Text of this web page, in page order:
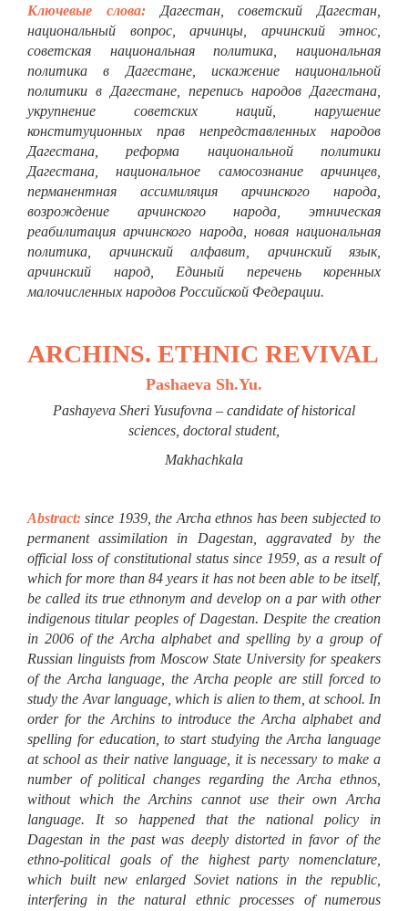
Ключевые слова:Дагестан, советский Дагестан,
национальный вопрос, арчинцы, арчинский этнос,
советская национальная политика, национальная
политика в Дагестане, искажение национальной
политики в Дагестане, перепись народов Дагестана,
укрупнение советских наций, нарушение
конституционных прав непредставленных народов
Дагестана, реформа национальной политики
Дагестана, национальное самосознание арчинцев,
перманентная ассимиляция арчинского народа,
возрождение арчинского народа, этническая
реабилитация арчинского народа, новая национальная
политика, арчинский алфавит, арчинский язык,
арчинский народ, Единый перечень коренных
малочисленных народов Российской Федерации.
ARCHINS. ETHNIC REVIVAL
Pashaeva Sh.Yu.
Pashayeva Sheri Yusufovna – candidate of historical
sciences, doctoral student,
Makhachkalа
Abstract: since 1939, the Archa ethnos has been subjected to permanent assimilation in Dagestan, aggravated by the official loss of constitutional status since 1959, as a result of which for more than 84 years it has not been able to be itself, be called its true ethnonym and develop on a par with other indigenous titular peoples of Dagestan. Despite the creation in 2006 of the Archa alphabet and spelling by a group of Russian linguists from Moscow State University for speakers of the Archa language, the Archa people are still forced to study the Avar language, which is alien to them, at school. In order for the Archins to introduce the Archa alphabet and spelling for education, to start studying the Archa language at school as their native language, it is necessary to make a number of political changes regarding the Archa ethnos, without which the Archins cannot use their own Archa language. It so happened that the national policy in Dagestan in the past was deeply distorted in favor of the ethno-political goals of the highest party nomenclature, which built new enlarged Soviet nations in the republic, interfering in the natural ethnic processes of numerous ancient peoples, spontaneously violating their natural course. The Ando-Dido, Kubachi and Kaitag ethnic groups are in the same position. Unfortunately, such flagrant injustice in the Republic of Dagestan continues to this day. Paradoxical situation has arisen when an unrepresented, small indigenous people does not have the opportunity to use their own alphabet in school without fundamental political changes in the entire sphere of the national policy of the republic. The introduction of the Archa alphabet and spelling at school to Archa children will become possible only after the inclusion of the Archa people in the «Unified List of Small Indigenous Peoples of the Russian Federation» and the subsequent restoration of their constitutional status, after which the people will appear in the census list as a separate people. Without these political steps, it is impossible for the Archins to officially be Archins. Since 1959, the Archa people were illegally included in the Avar-Ando-Dido group, and the Archa language was classified as a dialect of the Avar language. Until 1959, for 20 years, the Archa ethnos was taught at school to study the Avar literary language as a native language, preparing it for the subsequent permanent dissolution in the enlarged Avar people. They tried to change the national identity of the Archa ethnic group from Archa to Avar, to erase its historical memory of itself as an independent and full-fledged ethnic group. Why such a blatant violation of the constitutional rights of the small indigenous Archa people became possible in Soviet Dagestan and what are the chances of adjusting the national policy towards unrepresented indigenous peoples in modern Dagestan is discussed in this article. It is impossible to circumvent international norms that protect the rights of national minorities in the world. On May 5, 2013, the 2008 Optional Protocol to the International Covenant on Economic, Social and Cultural Rights entered into force, establishing a procedure for considering individual or collective complaints of violations of the rights of national minorities by participating States. International acts of «soft law» aimed at revealing the legal content of cultural human rights were developed and adopted: the UNESCO Universal Declaration on Cultural Diversity of November 2, 2001 and the Friborg Declaration on Cultural Rights of 2007. The Russian Federation has signed international documents that oblige to accept appropriate measures designed to create favorable conditions for persons belonging to certain ethnic minorities to study their history, traditions, language and culture. In the Russian Federation, the international rights of peoples and ethnic groups inhabiting a large country are observed at the proper level. The only exception is the Republic of Dagestan, where a deeply distorted ethno-political situation has developed since the post-war Soviet period. Distortions in the national policy of Dagestan are associated with the illegal actions of the party leadership of the Dagestan ASSR in the formation of enlarged ethnic groups of the republic due to the infringement of the ethnic rights of small indigenous peoples, which, according to the all-Union census of 1926, were officially recorded as separate ethnic groups, which include Archa, Ando-Dido, Kubachi and Kaitag ethnic groups. The Archa ethnos, which is discussed in this article, is subjected to ethnic infringement much earlier than all other unrepresented peoples, and therefore its position in the republic is the most difficult. In 1939, the highest political power was completely replaced in the Dagestan ASSR. By a decree from above, the Archins were introduced to teaching the Avar (Khunzakh) language, which was alien to them, as their «native» language at school. At the same time, according to their genesis, the Archins are a Lezghin ethnic branch, which turned out to be at the greatest geographical distance from a closely related cultural and historical area. Until the middle of the 20th century, the Archins dominated the Lak ethnos most of all as their closest neighbor. There was a healthy cultural and everyday communication between the Archa and Lak peoples without any attempts of ethnic assimilation of the small Archins by the more numerous Laks. However, since 1939, the Archins were rudely cut off all the established cultural and historical ties with the Lak people and forcibly tied to the Avar (Khunzakh) language and ethnic group. Such unlawful interference in interethnic processes cannot but be a very traumatic action for the ethno-psychological state of any people. Later, through the efforts of scientific circles of the republic close to the party nomenclature, the Archa ethnic group was included in the Avaro-Ando-Dido group, formed for ethno-political purposes in the Soviet era. The natural-historical processes of development of the Archa people were finally interrupted. The Archa ethnic group was artificially grafted onto a larger people of an alien genesis for the purpose of permanent assimilation with the gradual loss of their own national identity and historical memory. Since 1939, the people of Archa not only lost the most valuable time for their own formation and development in the Soviet country, but also found themselves in an officially impersonal position of the «germination soil» of an enlarged nation. As a result, severe regressive processes began in the Archa ethnos. Ethnocultural degradation began. As a result of such experiments, the Archa people found themselves in a state of deep ethnic decline. For 84 years, the people of Archa had no economic benefit or other preferences in the republic from such an unfair position. With the exception of isolated cases of promotion of individual representatives of the Archins in various areas. However, the overall scale of the damage inflicted on the Archa ethnic group is in no way comparable with the success of individual representatives of the Archins, who selectively opened the career ladder in Dagestan only as representatives of the enlarged people, but not as Archins. The crime against the Archa people, as well as other unrepresented indigenous peoples of the Soviet autonomy, was formally framed by the «good» intentions of the highest political republican power. More fifteen unrepresented indigenous peoples of Soviet Dagestan found themselves in the same situation. The violation of the constitutional provision in relation to the Archa and other small indigenous ethnic groups of the republic, which went absolutely with impunity for the leadership of the DASSR and remained without the attention of Moscow, later became the beginning of an increase, like a snowball, of numerous other violations in relation to law and order, when the laws of the RSFSR first, and then the Russian Federation, were gradually replaced by rules in the interests of the political establishment, which continued until 2018. Despite the ongoing positive changes in the Republic of Dagestan since 2018, however, there is no positive dynamics in the current national policy of the republic. The problem can be resolved at the level of the supreme political power of Dagestan, if this power is willing to restore the violated constitutional rights of these peoples. Otherwise, there is an urgent need to cancel the unfair provision of the 3rd paragraph 1 of Article 1 of the Federal Law of April 30, 1999 No. 82 FZ «On Guarantees of the Rights of Indigenous Minorities of the Russian Federation» (Federal Law No. 82 FZ), which made the solution of the national question in Dagestan is the exclusive prerogative of the head of the highest executive body of the Republic of Dagestan, which leads to complete dependence on this issue on the subjective opinion of the head of the republic, his specific desire or unwillingness to act in the interests of the disadvantaged unrepresented peoples of the republic. The subjective approach of the head of the republic in 1999-2000 to this issue was already manifested, for example, in the adoption of a resolution by the State Council of the Republic of Dagestan dated October 18, 2000 № 191 the definition of «small», while truly small indigenous peoples, such as the Archins, Ando-Dido peoples, Kaitags, Kubachins, were left out of the «List». Currently, there is an acute problem of correcting all violations committed in the past in the national policy of the republic. The unique small ethnic groups of Dagestan should become an adornment of the republic, and not be assimilated and dissolved in favor of the narrowly selfish desires of certain ethnopolitical circles of the republic. The Archa ethnos deserves to be called «Archa», to study its native Archa language at school, to use the Archa written language, to be restored as an Archa eth